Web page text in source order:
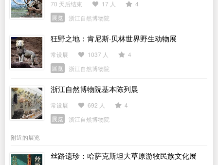
70 天后结束 17 人
4
展览
浙江自然博物院
狂野之地：肯尼斯·贝林世界野生动物展
常设展 1037 人
4
展览
浙江自然博物院
浙江自然博物院基本陈列展
常设展 692 人
4
展览
浙江自然博物院
附近的展览
丝路遗珍：哈萨克斯坦大草原游牧民族文化展